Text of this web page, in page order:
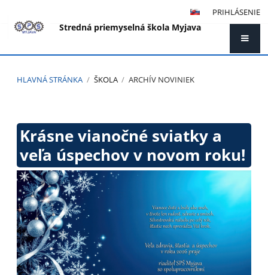
PRIHLÁSENIE
Stredná priemyselná škola Myjava
HLAVNÁ STRÁNKA / ŠKOLA / ARCHÍV NOVINIEK
noviniek
Krásne vianočné sviatky a
veľa úspechov v novom roku!